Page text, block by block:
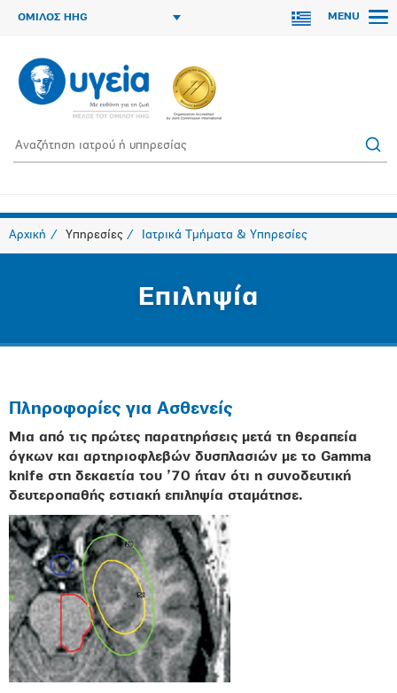
ΟΜΙΛΟΣ HHG MENU
Αρχική Υπηρεσίες Ιατρικά Τμήματα & Υπηρεσίες
Επιληψία
Πληροφορίες για Ασθενείς
Μια από τις πρώτες παρατηρήσεις μετά τη θεραπεία
όγκων και αρτηριοφλεβών δυσπλασιών με το Gamma
knife στη δεκαετία του ’70 ήταν ότι η συνοδευτική
δευτεροπαθής εστιακή επιληψία σταμάτησε.